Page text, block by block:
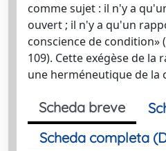
comme sujet : il n'y a
ouvert ; il n'y a qu'un
conscience de condition»
109). Cette exégèse de la
une herméneutique de la
Scheda breve
Scheda completa